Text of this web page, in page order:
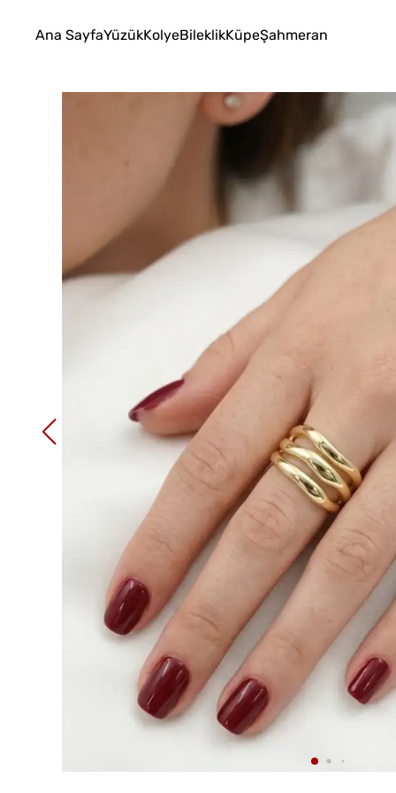
Ana SayfaYüzükKolyeBileklikKüpeŞahmeran